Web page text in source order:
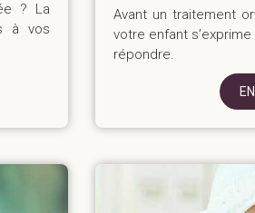
? La
à vos
Avant un traitement
votre enfant
répondre.